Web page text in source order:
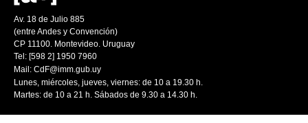
Av. 18 de Julio 885
(entre Andes y Convención)
CP 11100. Montevideo. Uruguay
Tel: [598 2] 1950 7960
Mail: CdF@imm.gub.uy
Lunes, miércoles, jueves, viernes: de 10 a 19.30 h.
Martes: de 10 a 21 h. Sábados de 9.30 a 14.30 h.